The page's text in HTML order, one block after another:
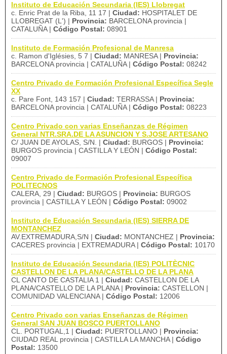
Instituto de Educación Secundaria (IES) Llobregat
c. Enric Prat de la Riba, 11 17 | Ciudad: HOSPITALET DE
LLOBREGAT (L') | Provincia: BARCELONA provincia |
CATALUÑA | Código Postal: 08901
Instituto de Formación Profesional de Manresa
c. Ramon d'Iglésies, 5 7 | Ciudad: MANRESA | Provincia:
BARCELONA provincia | CATALUÑA | Código Postal: 08242
Centro Privado de Formación Profesional Específica Segle
XX
c. Pare Font, 143 157 | Ciudad: TERRASSA | Provincia:
BARCELONA provincia | CATALUÑA | Código Postal: 08223
Centro Privado con varias Enseñanzas de Régimen
General NTR.SRA.DE LA ASUNCION Y S.JOSE ARTESANO
C/ JUAN DE AYOLAS, S/N. | Ciudad: BURGOS | Provincia:
BURGOS provincia | CASTILLA Y LEÓN | Código Postal:
09007
Centro Privado de Formación Profesional Específica
POLITECNOS
CALERA, 29 | Ciudad: BURGOS | Provincia: BURGOS
provincia | CASTILLA Y LEÓN | Código Postal: 09002
Instituto de Educación Secundaria (IES) SIERRA DE
MONTANCHEZ
AV.EXTREMADURA,S/N | Ciudad: MONTANCHEZ | Provincia:
CACERES provincia | EXTREMADURA | Código Postal: 10170
Instituto de Educación Secundaria (IES) POLITÈCNIC
CASTELLON DE LA PLANA/CASTELLO DE LA PLANA
CL CANTO DE CASTALIA 1 | Ciudad: CASTELLON DE LA
PLANA/CASTELLO DE LA PLANA | Provincia: CASTELLON |
COMUNIDAD VALENCIANA | Código Postal: 12006
Centro Privado con varias Enseñanzas de Régimen
General SAN JUAN BOSCO PUERTOLLANO
CL. PORTUGAL,1 | Ciudad: PUERTOLLANO | Provincia:
CIUDAD REAL provincia | CASTILLA LA MANCHA | Código
Postal: 13500